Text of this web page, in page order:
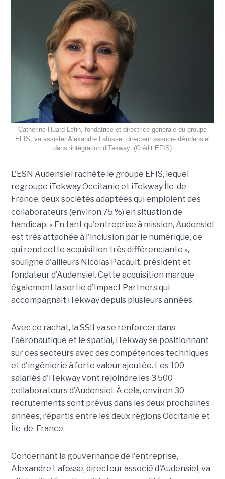
Catherine Huard-Lefin, fondatrice et directrice générale du groupe
EFIS, va assister Alexandre Lafosse, directeur associé dAudensiel
dans lintégration diTekway. (Crédit EFIS)
L'ESN Audensiel rachète le groupe EFIS, lequel
regroupe iTekway Occitanie et iTekway Île-de-
France, deux sociétés adaptées qui emploient des
collaborateurs (environ 75 %) en situation de
handicap. « En tant qu'entreprise à mission, Audensiel
est très attachée à l'inclusion par le numérique, ce
qui rend cette acquisition très différenciante »,
souligne d'ailleurs Nicolas Pacault, président et
fondateur d'Audensiel. Cette acquisition marque
également la sortie d'Impact Partners qui
accompagnait iTekway depuis plusieurs années.
Avec ce rachat, la SSII va se renforcer dans
l'aéronautique et le spatial, iTekway se positionnant
sur ces secteurs avec des compétences techniques
et d'ingénierie à forte valeur ajoutée. Les 100
salariés d'iTekway vont rejoindre les 3 500
collaborateurs d'Audensiel. À cela, environ 30
recrutements sont prévus dans les deux prochaines
années, répartis entre les deux régions Occitanie et
Île-de-France.
Concernant la gouvernance de l'entreprise,
Alexandre Lafosse, directeur associé d'Audensiel, va